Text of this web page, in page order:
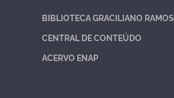
BIBLIOTECA GRACILIANO RAMOS
CENTRAL DE CONTEÚDO
ACERVO ENAP